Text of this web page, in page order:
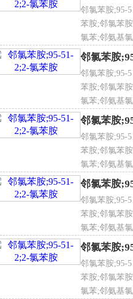
有害燃烧产物：一氧化碳、二
灭火方法：采用雾状水、泡沫
邻氯苯胺泄漏应急处理:
迅速撤离泄漏污染区人员至安
正压式呼吸器，穿防毒服。不
小量泄漏：用砂土或其他不燃
入废水系统。
大量泄漏：构筑围堤或挖坑收
或运至废物处理场所处置。
邻氯苯胺防护措施
工程控制：严加密闭，提供充
呼吸系统防护：可能接触其蒸
该佩戴空气呼吸器。
眼睛防护：戴安全防护眼镜。
身体防护：穿防毒物渗透工作
手防护：戴橡胶耐油手套。
其他防护：工作现场禁止吸烟
邻氯苯胺;95-
苯胺;邻氯苯
氯苯;邻氨基
氯苯
邻氯苯胺
邻氯苯胺;95-
苯胺;邻氯苯
氯苯;邻氨基
氯苯
邻氯苯胺
邻氯苯胺;95-
苯胺;邻氯苯
氯苯;邻氨基
氯苯
邻氯苯胺
邻氯苯胺;95-
苯胺;邻氯苯
氯苯;邻氨基
氯苯
邻氯苯胺
邻氯苯胺;95-
苯胺;邻氯苯
氯苯;邻氨基